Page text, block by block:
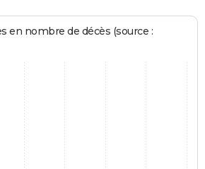
en nombre de décès (source :